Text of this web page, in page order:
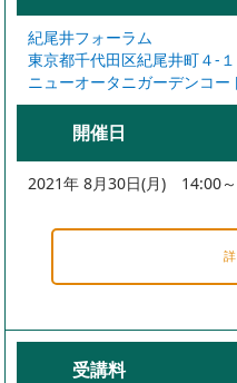
紀尾井フォーラム
東京都千代田区紀尾井町４-１
ニューオータニガーデンコー
開催日
2021年 8月30日(月) 14:00
受講料